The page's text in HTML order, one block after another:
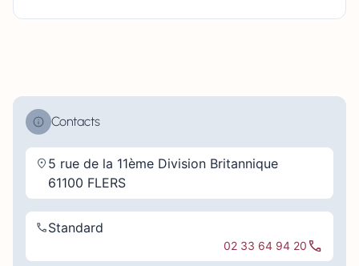
Contacts
5 rue de la 11ème Division Britannique
61100 FLERS
Standard
02 33 64 94 20